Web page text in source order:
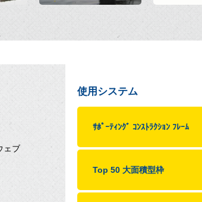
ェブ
使用システム
ｻﾎﾟｰﾃｨﾝｸﾞ ｺﾝｽﾄﾗｸｼｮﾝ ﾌﾚｰﾑ
Top 50 大面積型枠